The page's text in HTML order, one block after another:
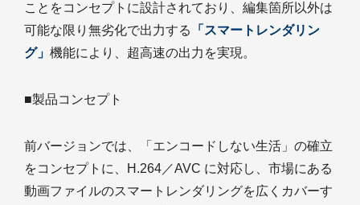
ことをコンセプトに設計されており、編集箇所以外は
可能な限り無劣化で出力する
「スマートレンダリン
グ」 機能により、超高速の出力を実現。
■製品コンセプト
前バージョンでは、「エンコードしない生活」の確立
をコンセプトに、H.264／AVC に対応し、市場にある
動画ファイルのスマートレンダリングを広くカバーす